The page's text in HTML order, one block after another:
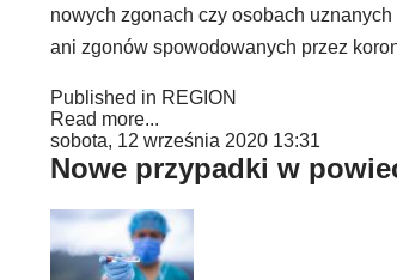
nowych zgonach czy osobach
ani zgonów spowodowanych przez
Published in REGION
Read more...
sobota, 12 września 2020 13:31
Nowe przypadki w